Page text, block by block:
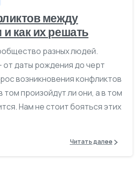
между
как их решать
разных людей.
от даты рождения до черт
возникновения конфликтов
том произойдут ли они, а в том
Нам не стоит бояться этих
Читать далее